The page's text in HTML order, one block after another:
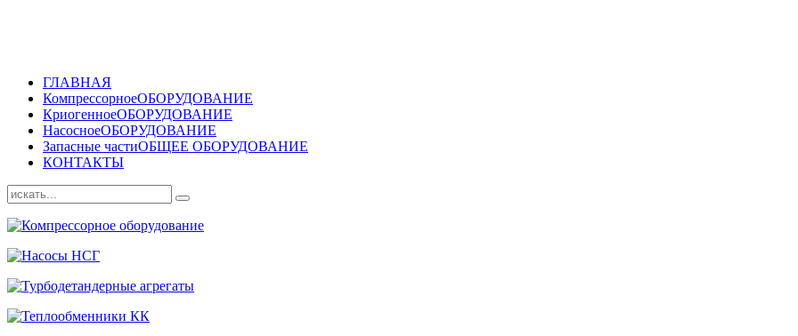
ГЛАВНАЯ
КомпрессорноеОБОРУДОВАНИЕ
КриогенноеОБОРУДОВАНИЕ
НасосноеОБОРУДОВАНИЕ
Запасные частиОБЩЕЕ ОБОРУДОВАНИЕ
КОНТАКТЫ